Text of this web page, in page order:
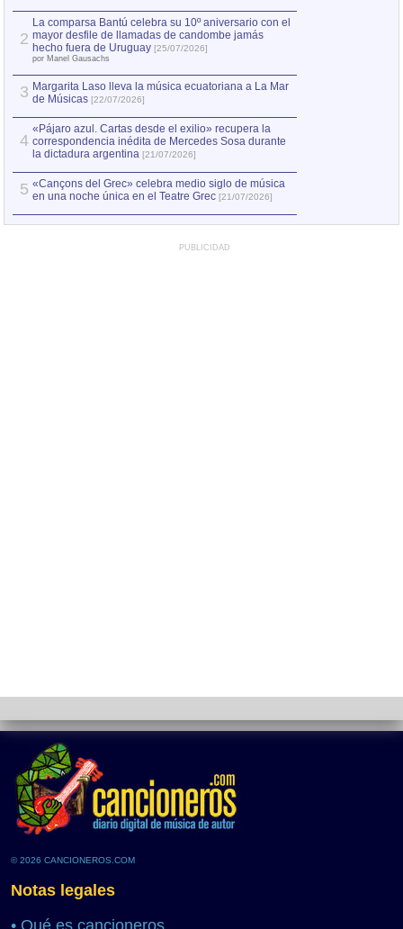
2
La comparsa Bantú celebra su 10º aniversario con el
mayor desfile de llamadas de candombe jamás
hecho fuera de Uruguay [25/07/2026]
por Manel Gausachs
3 Margarita Laso lleva la música ecuatoriana a La Mar
de Músicas [22/07/2026]
4
«Pájaro azul. Cartas desde el exilio» recupera la
correspondencia inédita de Mercedes Sosa durante
la dictadura argentina [21/07/2026]
5 «Cançons del Grec» celebra medio siglo de música
en una noche única en el Teatre Grec [21/07/2026]
PUBLICIDAD
© 2026 CANCIONEROS.COM
Notas legales
• Qué es cancioneros